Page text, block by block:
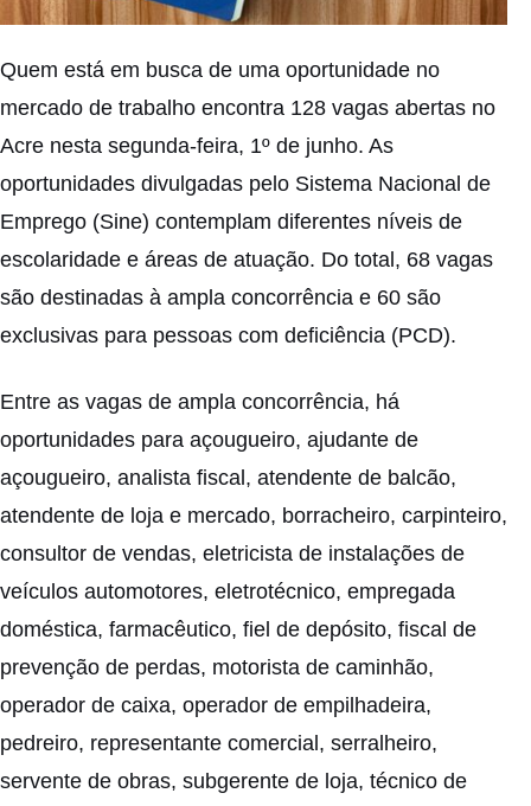
Quem está em busca de uma oportunidade no
mercado de trabalho encontra 128 vagas abertas no
Acre nesta segunda-feira, 1º de junho. As
oportunidades divulgadas pelo Sistema Nacional de
Emprego (Sine) contemplam diferentes níveis de
escolaridade e áreas de atuação. Do total, 68 vagas
são destinadas à ampla concorrência e 60 são
exclusivas para pessoas com deficiência (PCD).
Entre as vagas de ampla concorrência, há
oportunidades para açougueiro, ajudante de
açougueiro, analista fiscal, atendente de balcão,
atendente de loja e mercado, borracheiro, carpinteiro,
consultor de vendas, eletricista de instalações de
veículos automotores, eletrotécnico, empregada
doméstica, farmacêutico, fiel de depósito, fiscal de
prevenção de perdas, motorista de caminhão,
operador de caixa, operador de empilhadeira,
pedreiro, representante comercial, serralheiro,
servente de obras, subgerente de loja, técnico de